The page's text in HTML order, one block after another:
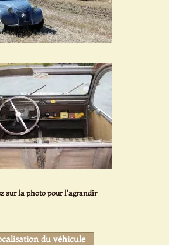
sur la photo pour l'agrandir
du véhicule